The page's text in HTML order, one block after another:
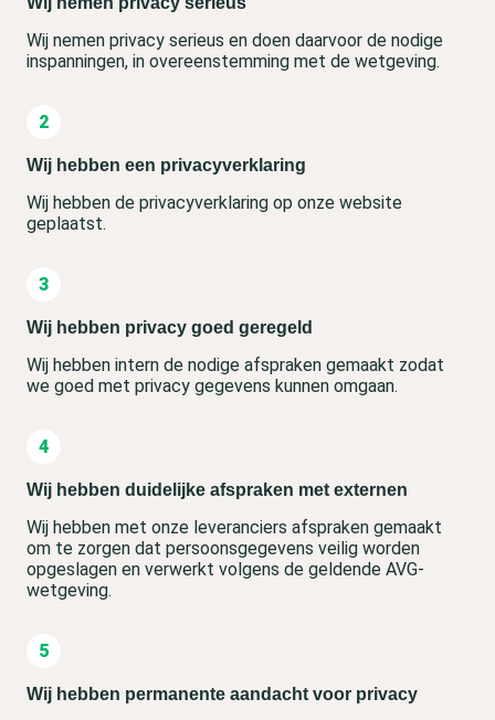
Wij nemen privacy serieus en doen daarvoor de nodige
inspanningen, in overeenstemming met de wetgeving.
Wij hebben een privacyverklaring
Wij hebben de privacyverklaring op onze website
geplaatst.
Wij hebben privacy goed geregeld
Wij hebben intern de nodige afspraken gemaakt zodat
we goed met privacy gegevens kunnen omgaan.
Wij hebben duidelijke afspraken met externen
Wij hebben met onze leveranciers afspraken gemaakt
om te zorgen dat persoonsgegevens veilig worden
opgeslagen en verwerkt volgens de geldende AVG-
wetgeving.
Wij hebben permanente aandacht voor privacy